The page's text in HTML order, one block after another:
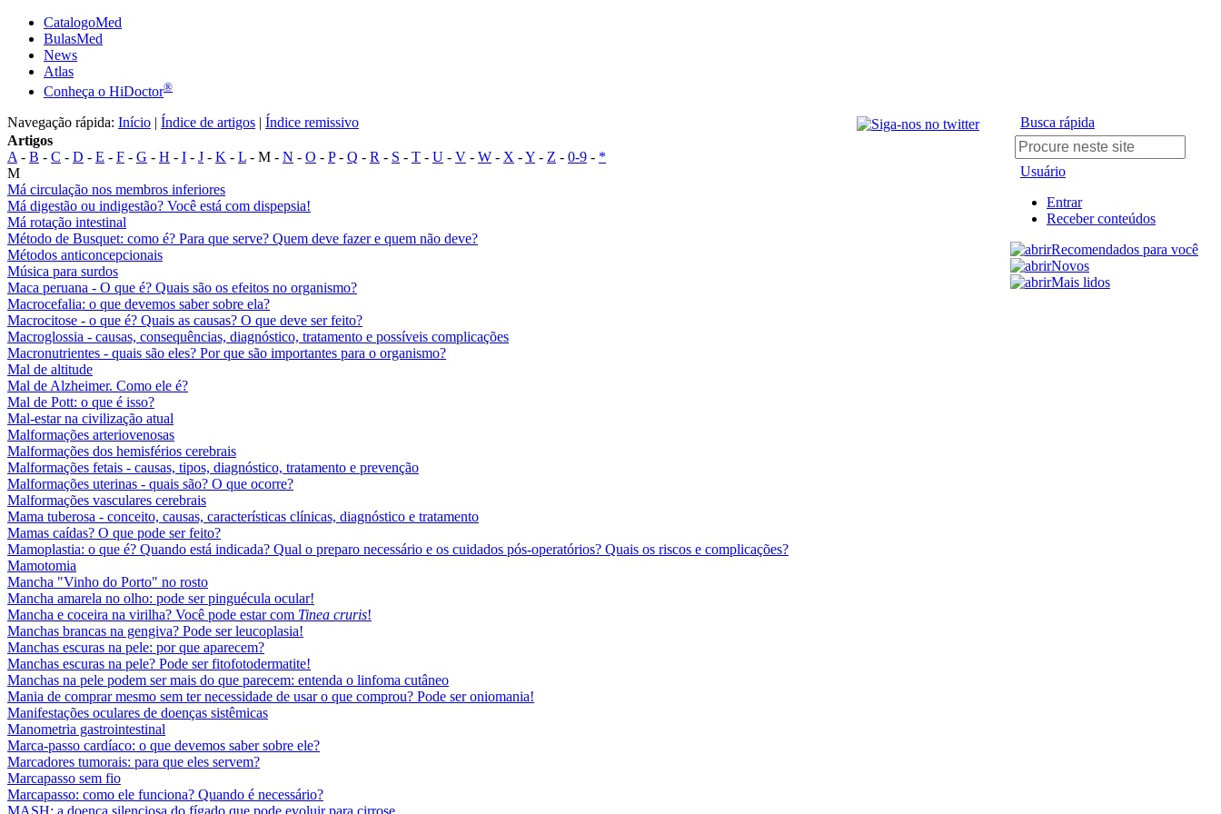
CatalogoMed
BulasMed
News
Atlas
Conheça o HiDoctor®
Navegação rápida: Início | Índice de artigos | Índice remissivo
Artigos
A - B - C - D - E - F - G - H - I - J - K - L - M - N - O - P- Q - R - S - T - U - V - W - X -Y - Z - 0-9 - *
M
Má circulação nos membros inferiores
Má digestão ou indigestão? Você está com dispepsia!
Má rotação intestinal
Método de Busquet: como é? Para que serve? Quem deve fazer e quem não deve?
Métodos anticoncepcionais
Música para surdos
Maca peruana - O que é? Quais são os efeitos no organismo?
Macrocefalia: o que devemos saber sobre ela?
Macrocitose - o que é? Quais as causas? O que deve ser feito?
Macroglossia - causas, consequências, diagnóstico, tratamento e possíveis complicações
Macronutrientes - quais são eles? Por que são importantes para o organismo?
Mal de altitude
Mal de Alzheimer. Como ele é?
Mal de Pott: o que é isso?
Mal-estar na civilização atual
Malformações arteriovenosas
Malformações dos hemisférios cerebrais
Malformações fetais - causas, tipos, diagnóstico, tratamento e prevenção
Malformações uterinas - quais são? O que ocorre?
Malformações vasculares cerebrais
Mama tuberosa - conceito, causas, características clínicas, diagnóstico e tratamento
Mamas caídas? O que pode ser feito?
Mamoplastia: o que é? Quando está indicada? Qual o preparo necessário e os cuidados pós-operatórios? Quais os riscos e complicações?
Mamotomia
Mancha "Vinho do Porto" no rosto
Mancha amarela no olho: pode ser pinguécula ocular!
Mancha e coceira na virilha? Você pode estar com Tinea cruris!
Manchas brancas na gengiva? Pode ser leucoplasia!
Manchas escuras na pele: por que aparecem?
Manchas escuras na pele? Pode ser fitofotodermatite!
Manchas na pele podem ser mais do que parecem: entenda o linfoma cutâneo
Mania de comprar mesmo sem ter necessidade de usar o que comprou? Pode ser oniomania!
Manifestações oculares de doenças sistêmicas
Manometria gastrointestinal
Marca-passo cardíaco: o que devemos saber sobre ele?
Marcadores tumorais: para que eles servem?
Marcapasso sem fio
Marcapasso: como ele funciona? Quando é necessário?
Busca rápida
Usuário
Entrar
Receber conteúdos
Recomendados para você
Novos
Mais lidos